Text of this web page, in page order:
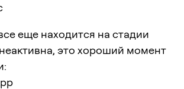
еще находится на стадии
это хороший момент